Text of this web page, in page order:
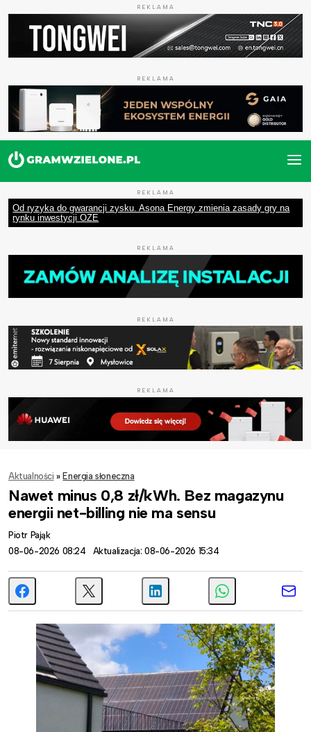
REKLAMA
REKLAMA
REKLAMA
Od ryzyka do gwarancji zysku. Asona Energy zmienia zasady gry na
rynku inwestycji OZE
REKLAMA
REKLAMA
REKLAMA
Aktualności » Energia słoneczna
Nawet minus 0,8 zł/kWh. Bez magazynu
energii net-billing nie ma sensu
Piotr Pająk
08-06-2026 08:24
Aktualizacja: 08-06-2026 15:34